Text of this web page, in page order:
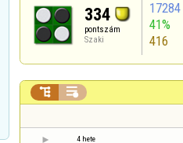
334
pontszám
Szaki
17284
41%
416
 
4 hete